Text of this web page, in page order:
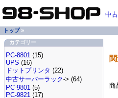
商
中
トップ»
カテゴリー
PC-8801 (15)
UPS (16)
ドットプリンタ (22)
中古サーバーラック-> (64)
PC-9801 (5)
PC-9821 (17)